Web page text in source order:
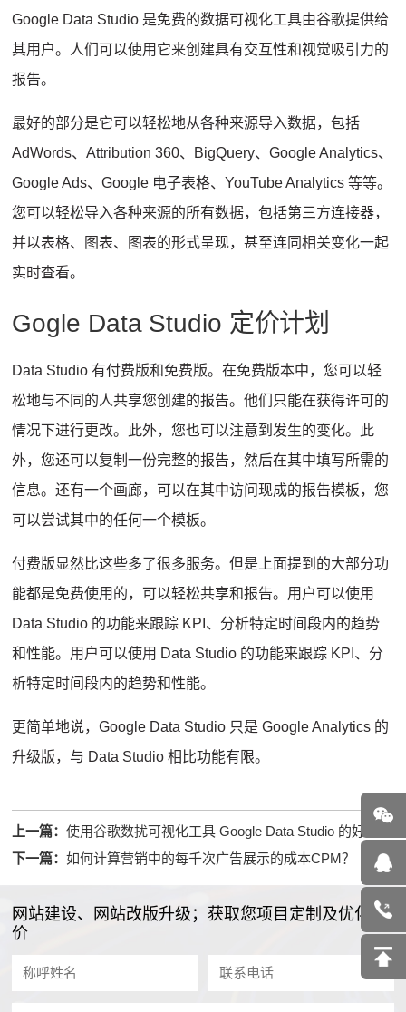
Google Data Studio 是免费的数据可视化工具由谷歌提供给
其用户。 人们可以使用它来创建具有交互性和视觉吸引力的
报告。
最好的部分是它可以轻松地从各种来源导入数据，包括
AdWords、Attribution 360、BigQuery、Google Analytics、
Google Ads、Google 电子表格、YouTube Analytics 等等。
您可以轻松导入各种来源的所有数据，包括第三方连接器，
并以表格、图表、图表的形式呈现，甚至连同相关变化一起
实时查看。
Gogle Data Studio 定价计划
Data Studio 有付费版和免费版。在免费版本中，您可以轻
松地与不同的人共享您创建的报告。他们只能在获得许可的
情况下进行更改。 此外，您也可以注意到发生的变化。 此
外，您还可以复制一份完整的报告，然后在其中填写所需的
信息。还有一个画廊，可以在其中访问现成的报告模板，您
可以尝试其中的任何一个模板。
付费版显然比这些多了很多服务。但是上面提到的大部分功
能都是免费使用的，可以轻松共享和报告。 用户可以使用
Data Studio 的功能来跟踪 KPI、分析特定时间段内的趋势
和性能。 用户可以使用 Data Studio 的功能来跟踪 KPI、分
析特定时间段内的趋势和性能。
更简单地说，Google Data Studio 只是 Google Analytics 的
升级版，与 Data Studio 相比功能有限。
上一篇：使用谷歌数扰可视化工具 Google Data Studio 的好处
下一篇：如何计算营销中的每千次广告展示的成本CPM？
网站建设、网站改版升级；获取您项目定制及优化报
价